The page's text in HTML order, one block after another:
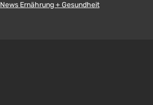
News Ernährung + Gesundheit